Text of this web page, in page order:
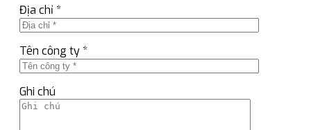
Địa chỉ *
Tên công ty *
Ghi chú